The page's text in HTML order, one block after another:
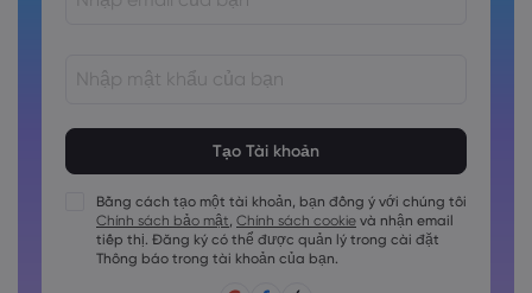
Các mật khẩu phải chứa ít nhất 1 ký tự viết hoa
Các mật khẩu phải chứa ít nhất 1 ký tự viết thường
Mật khẩu phải chứa ~!@#£%^&amp;*()_-+=:;&lt;&gt;\{,\[]?,.
Bằng cách tạo một tài khoản, bạn đồng ý với chúng tôi
Chính sách bảo mật, Chính sách cookie và nhận email
tiếp thị. Đăng ký có thể được quản lý trong cài đặt
Thông báo trong tài khoản của bạn.